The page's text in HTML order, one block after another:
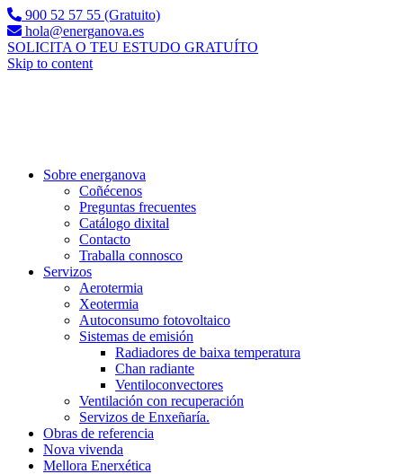
900 52 57 55 (Gratuito)
hola@energanova.es
SOLICITA O TEU ESTUDO GRATUÍTO
Skip to content
Sobre energanova
Coñécenos
Preguntas frecuentes
Catálogo dixital
Contacto
Traballa connosco
Servizos
Aerotermia
Xeotermia
Autoconsumo fotovoltaico
Sistemas de emisión
Radiadores de baixa temperatura
Chan radiante
Ventiloconvectores
Ventilación con recuperación
Servizos de Enxeñaría.
Obras de referencia
Nova vivenda
Mellora Enerxética